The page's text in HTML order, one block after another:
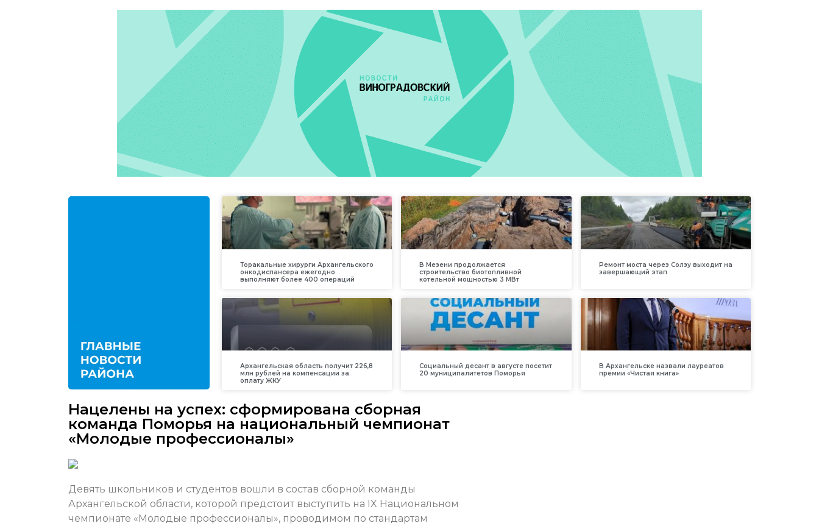
Торакальные хирурги Архангельского
онкодиспансера ежегодно
выполняют более 400 операций
В Мезени продолжается
строительство биотопливной
котельной мощностью 3 МВт
Ремонт моста через Солзу выходит на
завершающий этап
Архангельская область получит 226,8
млн рублей на компенсации за
оплату ЖКУ
Социальный десант в августе посетит
20 муниципалитетов Поморья
В Архангельске назвали лауреатов
премии «Чистая книга»
Нацелены на успех: сформирована сборная
команда Поморья на национальный чемпионат
«Молодые профессионалы»
Девять школьников и студентов вошли в состав сборной команды
Архангельской области, которой предстоит выступить на IX Национальном
чемпионате «Молодые профессионалы», проводимом по стандартам